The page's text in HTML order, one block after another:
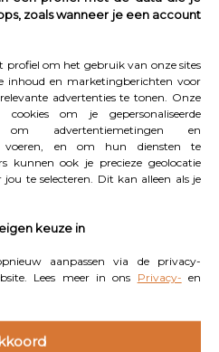
zoals wanneer je een account
profiel om het gebruik van onze sites
inhoud en marketingberichten voor
advertenties te tonen. Onze
cookies om je gepersonaliseerde
advertentiemetingen en
voeren, en om hun diensten te
kunnen ook je precieze geolocatie
te selecteren. Dit kan alleen als je
keuze in
aanpassen via de privacy-
Lees meer in ons Privacy- en
grens en van ontspannen
kinderen in verschillende
bepaalt zelf waar je aan
voorbij laat gaan. Ook
is de Estivant-vakantie
je de reis eenmaal geboekt,
spannend? Maaike
keer, maar weet uit
voor 50 euro